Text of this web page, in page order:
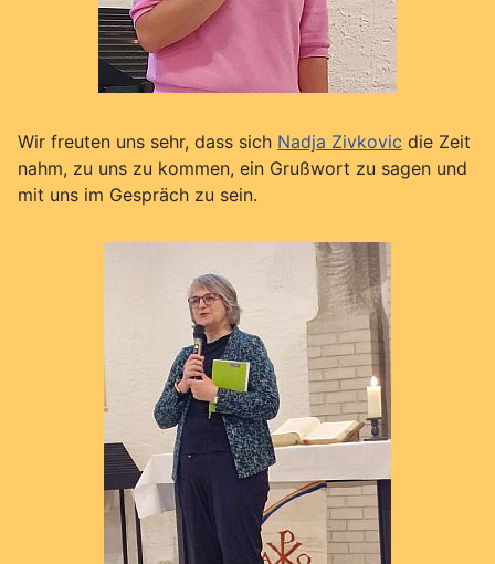
Wir freuten uns sehr, dass sich Nadja Zivkovic die Zeit
nahm, zu uns zu kommen, ein Grußwort zu sagen und
mit uns im Gespräch zu sein.